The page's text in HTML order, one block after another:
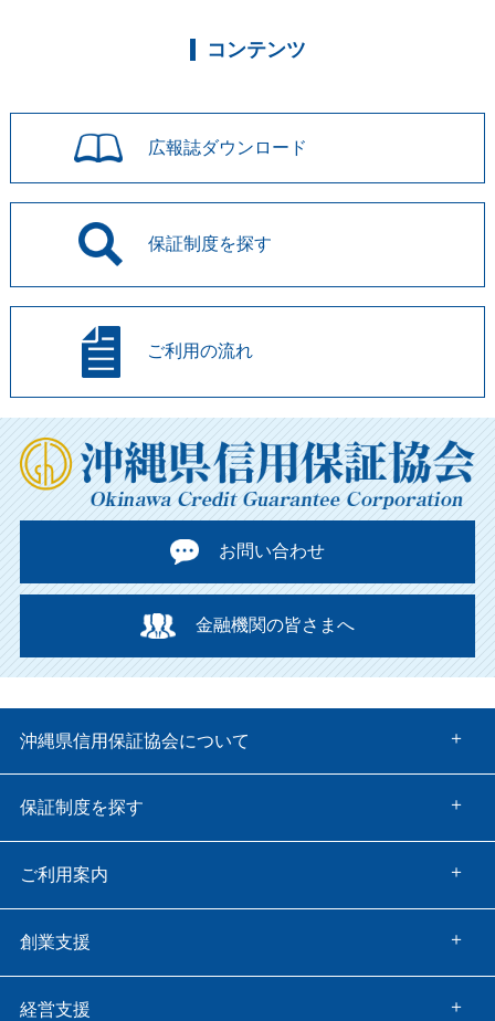
コンテンツ
広報誌ダウンロード
保証制度を探す
ご利用の流れ
お問い合わせ
金融機関の皆さまへ
沖縄県信用保証協会について
保証制度を探す
ご利用案内
創業支援
経営支援